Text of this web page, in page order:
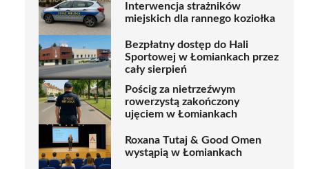
Interwencja strażników
miejskich dla rannego koziołka
Bezpłatny dostęp do Hali
Sportowej w Łomiankach przez
cały sierpień
Pościg za nietrzeźwym
rowerzystą zakończony
ujęciem w Łomiankach
Roxana Tutaj & Good Omen
wystąpią w Łomiankach